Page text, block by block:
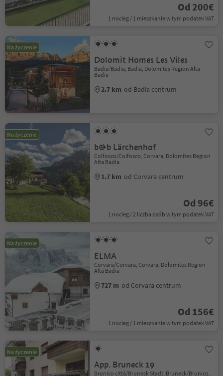
Od 200€
1 nocleg / 1 mieszkanie w tym podatek VAT
Na życzenie
Dolomit Homes Les Viles
Badia/Badia, Badia, Dolomites Region Alta
Badia
2.7 km od Badia centrum
Na życzenie
b&b Lärchenhof
Colfosco/Colfosco, Corvara, Dolomites Region
Alta Badia
1.7 km od Corvara centrum
Od 96€
1 nocleg / 2 liczba osób w tym podatek VAT
Na życzenie
ELMA
Corvara/Corvara, Corvara, Dolomites Region
Alta Badia
727 m od Corvara centrum
Od 156€
1 nocleg / 1 mieszkanie w tym podatek VAT
Na życzenie
App. Bruneck 19
Brunico città/Bruneck Stadt, Bruneck/Brunico,